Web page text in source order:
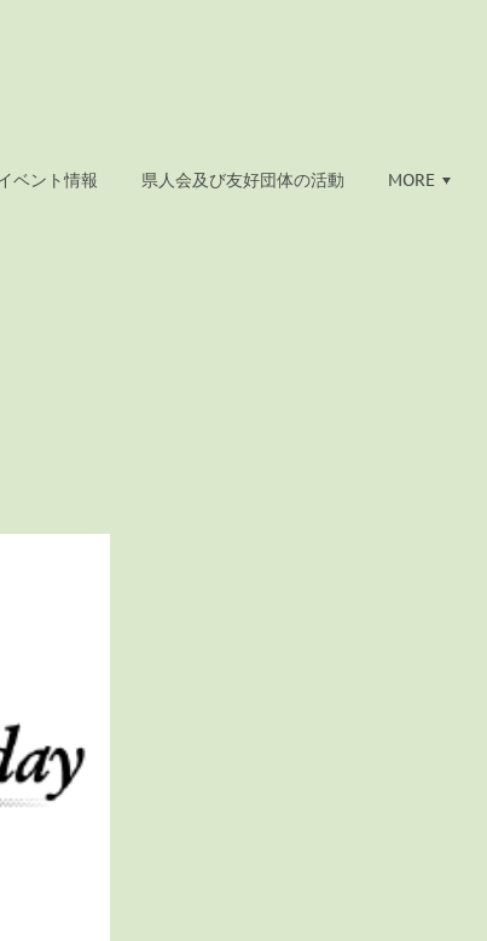
ベント情報 県人会及び友好団体の活動 MORE